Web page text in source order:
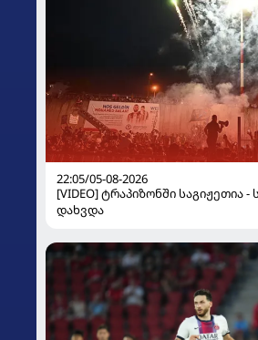
22:05/05-08-2026
[VIDEO] ტრაპიზონში საგიჟეთია
დახვდა